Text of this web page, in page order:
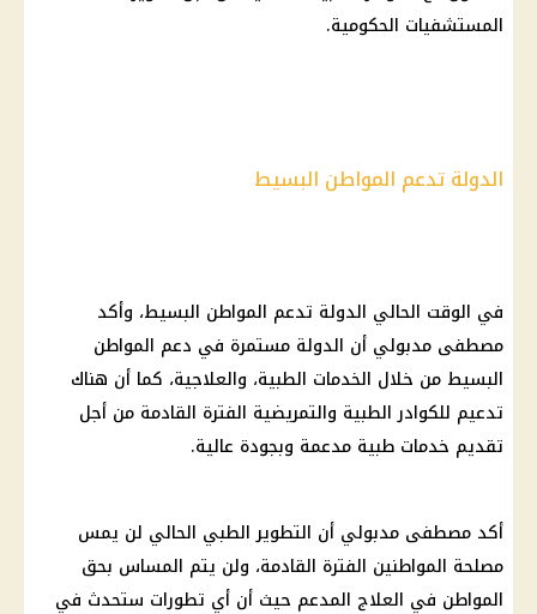
المستشفيات الحكومية.
الدولة تدعم المواطن البسيط
في الوقت الحالي الدولة تدعم المواطن البسيط، وأكد
مصطفى مدبولي أن الدولة مستمرة في دعم المواطن
البسيط من خلال الخدمات الطبية، والعلاجية، كما أن هناك
تدعيم للكوادر الطبية والتمريضية الفترة القادمة من أجل
تقديم خدمات طبية مدعمة وبجودة عالية.
أكد مصطفى مدبولي أن التطوير الطبي الحالي لن يمس
مصلحة المواطنين الفترة القادمة، ولن يتم المساس بحق
المواطن في العلاج المدعم حيث أن أي تطورات ستحدث في